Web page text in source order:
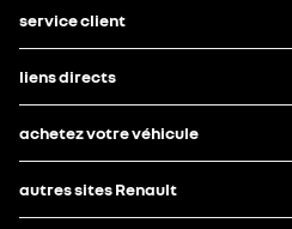
service client
liens directs
achetez votre véhicule
autres sites Renault